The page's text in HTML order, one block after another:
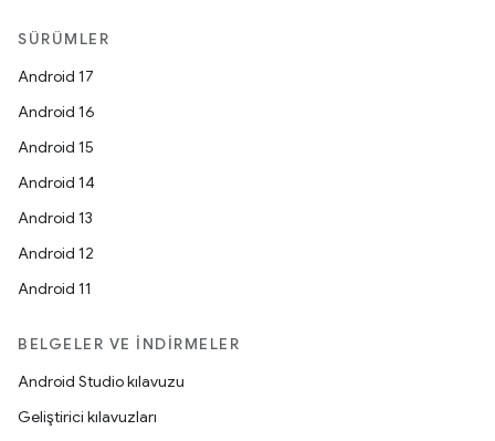
SÜRÜMLER
Android 17
Android 16
Android 15
Android 14
Android 13
Android 12
Android 11
BELGELER VE İNDIRMELER
Android Studio kılavuzu
Geliştirici kılavuzları